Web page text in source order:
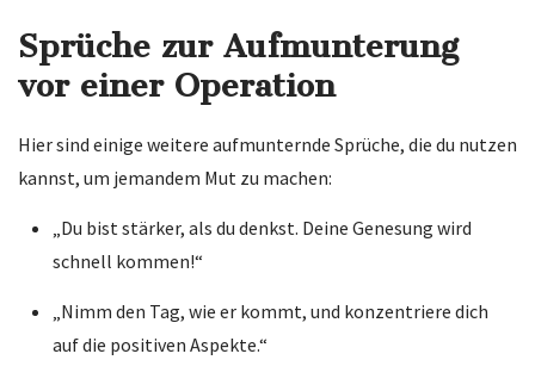
Sprüche zur Aufmunterung
vor einer Operation
Hier sind einige weitere aufmunternde Sprüche, die du nutzen
kannst, um jemandem Mut zu machen:
„Du bist stärker, als du denkst. Deine Genesung wird
schnell kommen!“
„Nimm den Tag, wie er kommt, und konzentriere dich
auf die positiven Aspekte.“